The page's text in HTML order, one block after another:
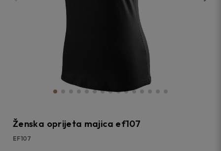
Ženska oprijeta majica ef107
EF107